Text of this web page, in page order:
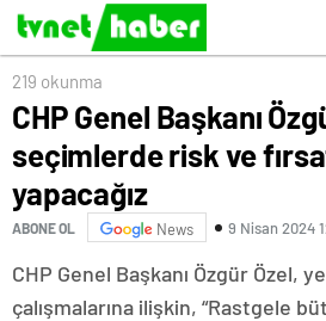
219 okunma
CHP Genel Başkanı
seçimlerde risk ve
yapacağız
ABONE OL News 9 Nisan 2024
CHP Genel Başkanı Özgür Özel,
çalışmalarına ilişkin, “Rastgele